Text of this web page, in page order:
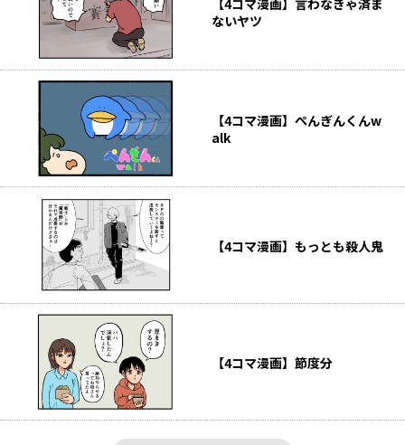
【4コマ漫画】言わなきゃ済ま
ないヤツ
【4コマ漫画】ぺんぎんくんw
alk
【4コマ漫画】もっとも殺人鬼
【4コマ漫画】節度分